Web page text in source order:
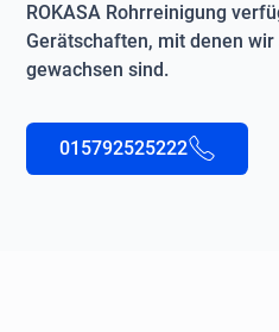
ROKASA Rohrreinigung
Gerätschaften, mit denen
gewachsen sind.
015792525222